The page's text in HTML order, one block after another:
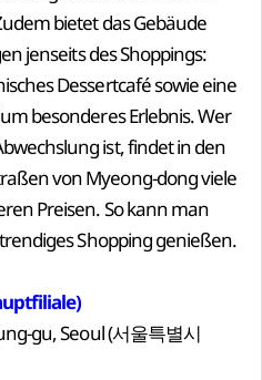
bietet das Gebäude
jenseits des Shoppings:
Dessertcafé sowie eine
besonderes Erlebnis. Wer
ist, findet in den
von Myeong-dong viele
Preisen. So kann man
Shopping genießen.
gu, Seoul (서울특별시